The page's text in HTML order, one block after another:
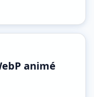
animé